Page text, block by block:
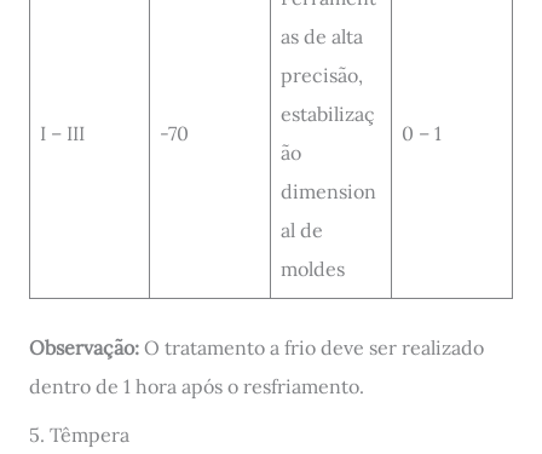
I – III -70
as de alta
precisão,
estabilizaç
ão
dimension
al de
moldes
0 – 1
Observação: O tratamento a frio deve ser realizado
dentro de 1 hora após o resfriamento.
5. Têmpera